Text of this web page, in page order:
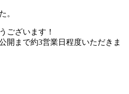
。
ございます！
開まで約3営業日程度いただきま